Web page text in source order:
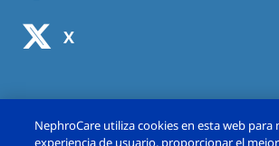
X
NephroCare utiliza cookies en esta web para
experiencia de usuario, proporcionar el